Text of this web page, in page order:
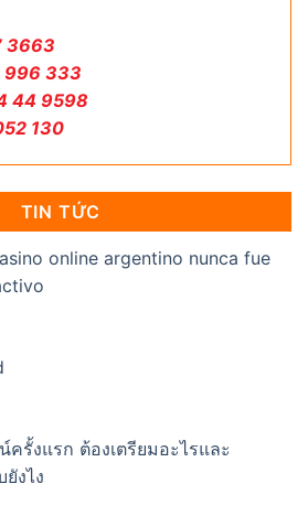
3663
996 333
44 9598
130
TIN TỨC
online argentino nunca fue
ครั้งแรก ต้องเตรียมอะไรและ
งไง